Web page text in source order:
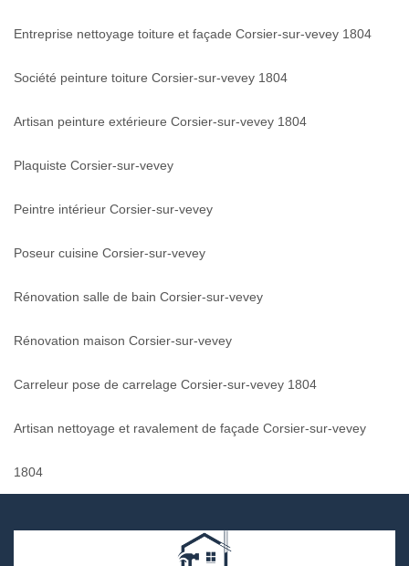
Entreprise nettoyage toiture et façade Corsier-sur-vevey 1804
Société peinture toiture Corsier-sur-vevey 1804
Artisan peinture extérieure Corsier-sur-vevey 1804
Plaquiste Corsier-sur-vevey
Peintre intérieur Corsier-sur-vevey
Poseur cuisine Corsier-sur-vevey
Rénovation salle de bain Corsier-sur-vevey
Rénovation maison Corsier-sur-vevey
Carreleur pose de carrelage Corsier-sur-vevey 1804
Artisan nettoyage et ravalement de façade Corsier-sur-vevey
1804